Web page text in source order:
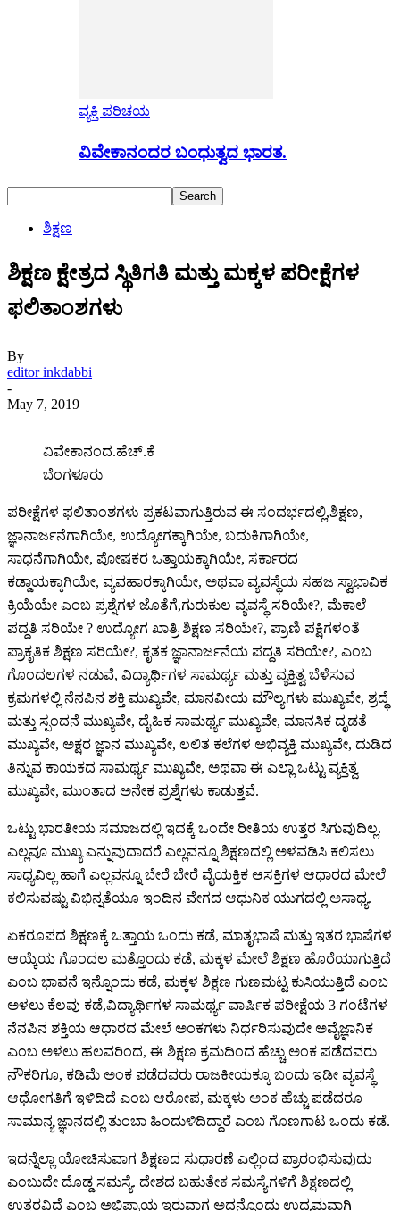
ವ್ಯಕ್ತಿ ಪರಿಚಯ
ವಿವೇಕಾನಂದರ ಬಂಧುತ್ವದ ಭಾರತ.
ಶಿಕ್ಷಣ
ಶಿಕ್ಷಣ ಕ್ಷೇತ್ರದ ಸ್ಥಿತಿಗತಿ ಮತ್ತು ಮಕ್ಕಳ ಪರೀಕ್ಷೆಗಳ
ಫಲಿತಾಂಶಗಳು
By
editor inkdabbi
-
May 7, 2019
ವಿವೇಕಾನಂದ.ಹೆಚ್.ಕೆ
ಬೆಂಗಳೂರು
ಪರೀಕ್ಷೆಗಳ ಫಲಿತಾಂಶಗಳು ಪ್ರಕಟವಾಗುತ್ತಿರುವ ಈ ಸಂದರ್ಭದಲ್ಲಿ,ಶಿಕ್ಷಣ,
ಜ್ಞಾನಾರ್ಜನೆಗಾಗಿಯೇ, ಉದ್ಯೋಗಕ್ಕಾಗಿಯೇ, ಬದುಕಿಗಾಗಿಯೇ,
ಸಾಧನೆಗಾಗಿಯೇ, ಪೋಷಕರ ಒತ್ತಾಯಕ್ಕಾಗಿಯೇ, ಸರ್ಕಾರದ
ಕಡ್ಡಾಯಕ್ಕಾಗಿಯೇ, ವ್ಯವಹಾರಕ್ಕಾಗಿಯೇ, ಅಥವಾ ವ್ಯವಸ್ಥೆಯ ಸಹಜ ಸ್ವಾಭಾವಿಕ
ಕ್ರಿಯೆಯೇ ಎಂಬ ಪ್ರಶ್ನೆಗಳ ಜೊತೆಗೆ,ಗುರುಕುಲ ವ್ಯವಸ್ಥೆ ಸರಿಯೇ?, ಮೆಕಾಲೆ
ಪದ್ದತಿ ಸರಿಯೇ ? ಉದ್ಯೋಗ ಖಾತ್ರಿ ಶಿಕ್ಷಣ ಸರಿಯೇ?, ಪ್ರಾಣಿ ಪಕ್ಷಿಗಳಂತೆ
ಪ್ರಾಕೃತಿಕ ಶಿಕ್ಷಣ ಸರಿಯೇ?, ಕೃತಕ ಜ್ಞಾನಾರ್ಜನೆಯ ಪದ್ದತಿ ಸರಿಯೇ?, ಎಂಬ
ಗೊಂದಲಗಳ ನಡುವೆ, ವಿದ್ಯಾರ್ಥಿಗಳ ಸಾಮರ್ಥ್ಯ ಮತ್ತು ವ್ಯಕ್ತಿತ್ವ ಬೆಳೆಸುವ
ಕ್ರಮಗಳಲ್ಲಿ ನೆನಪಿನ ಶಕ್ತಿ ಮುಖ್ಯವೇ, ಮಾನವೀಯ ಮೌಲ್ಯಗಳು ಮುಖ್ಯವೇ, ಶ್ರದ್ಧೆ
ಮತ್ತು ಸ್ಪಂದನೆ ಮುಖ್ಯವೇ, ದೈಹಿಕ ಸಾಮರ್ಥ್ಯ ಮುಖ್ಯವೇ, ಮಾನಸಿಕ ದೃಡತೆ
ಮುಖ್ಯವೇ, ಅಕ್ಷರ ಜ್ಞಾನ ಮುಖ್ಯವೇ, ಲಲಿತ ಕಲೆಗಳ ಅಭಿವ್ಯಕ್ತಿ ಮುಖ್ಯವೇ, ದುಡಿದ
ತಿನ್ನುವ ಕಾಯಕದ ಸಾಮರ್ಥ್ಯ ಮುಖ್ಯವೇ, ಅಥವಾ ಈ ಎಲ್ಲಾ ಒಟ್ಟು ವ್ಯಕ್ತಿತ್ವ
ಮುಖ್ಯವೇ, ಮುಂತಾದ ಅನೇಕ ಪ್ರಶ್ನೆಗಳು ಕಾಡುತ್ತವೆ.
ಒಟ್ಟು ಭಾರತೀಯ ಸಮಾಜದಲ್ಲಿ ಇದಕ್ಕೆ ಒಂದೇ ರೀತಿಯ ಉತ್ತರ ಸಿಗುವುದಿಲ್ಲ.
ಎಲ್ಲವೂ ಮುಖ್ಯ ಎನ್ನುವುದಾದರೆ ಎಲ್ಲವನ್ನೂ ಶಿಕ್ಷಣದಲ್ಲಿ ಅಳವಡಿಸಿ ಕಲಿಸಲು
ಸಾಧ್ಯವಿಲ್ಲ ಹಾಗೆ ಎಲ್ಲವನ್ನೂ ಬೇರೆ ಬೇರೆ ವೈಯಕ್ತಿಕ ಆಸಕ್ತಿಗಳ ಆಧಾರದ ಮೇಲೆ
ಕಲಿಸುವಷ್ಟು ವಿಭಿನ್ನತೆಯೂ ಇಂದಿನ ವೇಗದ ಆಧುನಿಕ ಯುಗದಲ್ಲಿ ಅಸಾಧ್ಯ.
ಏಕರೂಪದ ಶಿಕ್ಷಣಕ್ಕೆ ಒತ್ತಾಯ ಒಂದು ಕಡೆ, ಮಾತೃಭಾಷೆ ಮತ್ತು ಇತರ ಭಾಷೆಗಳ
ಆಯ್ಕೆಯ ಗೊಂದಲ ಮತ್ತೊಂದು ಕಡೆ, ಮಕ್ಕಳ ಮೇಲೆ ಶಿಕ್ಷಣ ಹೊರೆಯಾಗುತ್ತಿದೆ
ಎಂಬ ಭಾವನೆ ಇನ್ನೊಂದು ಕಡೆ, ಮಕ್ಕಳ ಶಿಕ್ಷಣ ಗುಣಮಟ್ಟ ಕುಸಿಯುತ್ತಿದೆ ಎಂಬ
ಅಳಲು ಕೆಲವು ಕಡೆ,ವಿದ್ಯಾರ್ಥಿಗಳ ಸಾಮರ್ಥ್ಯ ವಾರ್ಷಿಕ ಪರೀಕ್ಷೆಯ 3 ಗಂಟೆಗಳ
ನೆನಪಿನ ಶಕ್ತಿಯ ಆಧಾರದ ಮೇಲೆ ಅಂಕಗಳು ನಿರ್ಧರಿಸುವುದೇ ಅವೈಜ್ಞಾನಿಕ
ಎಂಬ ಅಳಲು ಹಲವರಿಂದ, ಈ ಶಿಕ್ಷಣ ಕ್ರಮದಿಂದ ಹೆಚ್ಚು ಅಂಕ ಪಡೆದವರು
ನೌಕರಿಗೂ, ಕಡಿಮೆ ಅಂಕ ಪಡೆದವರು ರಾಜಕೀಯಕ್ಕೂ ಬಂದು ಇಡೀ ವ್ಯವಸ್ಥೆ
ಆಧೋಗತಿಗೆ ಇಳಿದಿದೆ ಎಂಬ ಆರೋಪ, ಮಕ್ಕಳು ಅಂಕ ಹೆಚ್ಚು ಪಡೆದರೂ
ಸಾಮಾನ್ಯ ಜ್ಞಾನದಲ್ಲಿ ತುಂಬಾ ಹಿಂದುಳಿದಿದ್ದಾರೆ ಎಂಬ ಗೊಣಗಾಟ ಒಂದು ಕಡೆ.
ಇದನ್ನೆಲ್ಲಾ ಯೋಚಿಸುವಾಗ ಶಿಕ್ಷಣದ ಸುಧಾರಣೆ ಎಲ್ಲಿಂದ ಪ್ರಾರಂಭಿಸುವುದು
ಎಂಬುದೇ ದೊಡ್ಡ ಸಮಸ್ಯೆ. ದೇಶದ ಬಹುತೇಕ ಸಮಸ್ಯೆಗಳಿಗೆ ಶಿಕ್ಷಣದಲ್ಲಿ
ಉತ್ತರವಿದೆ ಎಂಬ ಅಭಿಪ್ರಾಯ ಇರುವಾಗ ಅದನ್ನೊಂದು ಉದ್ಯಮವಾಗಿ